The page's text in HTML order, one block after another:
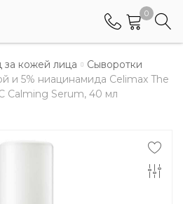
0
граждан
за кожей лица
Сыворотки
и 5% ниацинамида Celimax The
Calming Serum, 40 мл